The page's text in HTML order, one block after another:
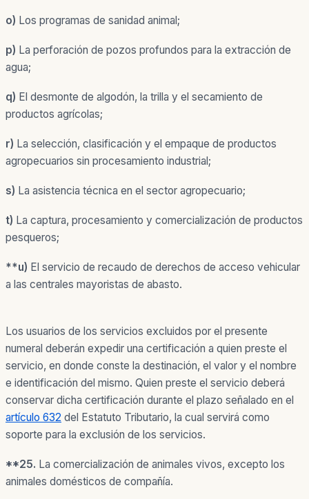
o) Los programas de sanidad animal;
p) La perforación de pozos profundos para la extracción de
agua;
q) El desmonte de algodón, la trilla y el secamiento de
productos agrícolas;
r) La selección, clasificación y el empaque de productos
agropecuarios sin procesamiento industrial;
s) La asistencia técnica en el sector agropecuario;
t) La captura, procesamiento y comercialización de productos
pesqueros;
**u) El servicio de recaudo de derechos de acceso vehicular
a las centrales mayoristas de abasto.
Los usuarios de los servicios excluidos por el presente
numeral deberán expedir una certificación a quien preste el
servicio, en donde conste la destinación, el valor y el nombre
e identificación del mismo. Quien preste el servicio deberá
conservar dicha certificación durante el plazo señalado en el
artículo 632 del Estatuto Tributario, la cual servirá como
soporte para la exclusión de los servicios.
**25. La comercialización de animales vivos, excepto los
animales domésticos de compañía.